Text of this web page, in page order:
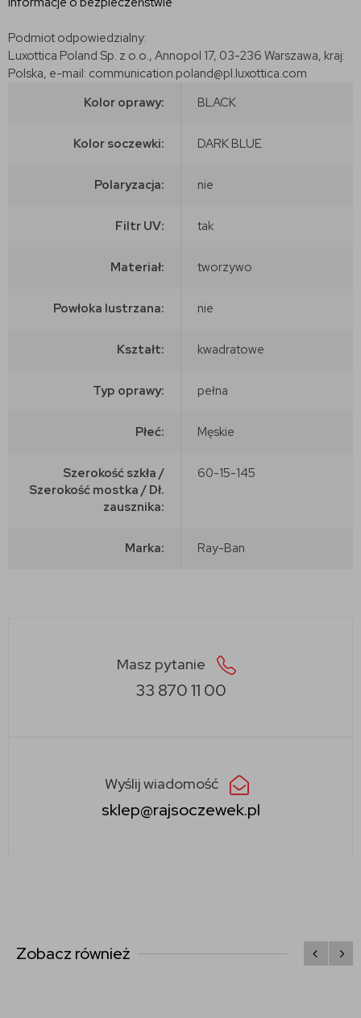
Podmiot odpowiedzialny:
Luxottica Poland Sp. z o.o., Annopol 17, 03-236 Warszawa, kraj:
Polska, e-mail: communication.poland@pl.luxottica.com
Kolor oprawy:
BLACK
Kolor soczewki: DARK BLUE
Polaryzacja: nie
Filtr UV: tak
Materiał: tworzywo
Powłoka lustrzana: nie
Kształt: kwadratowe
Typ oprawy: pełna
Płeć: Męskie
Szerokość szkła /
Szerokość mostka / Dł.
zausznika:
60-15-145
Marka: Ray-Ban
Masz pytanie
33 870 11 00
Wyślij wiadomość
sklep@rajsoczewek.pl
Zobacz również